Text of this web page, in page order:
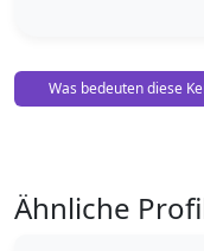
Was bedeuten diese
Ähnliche